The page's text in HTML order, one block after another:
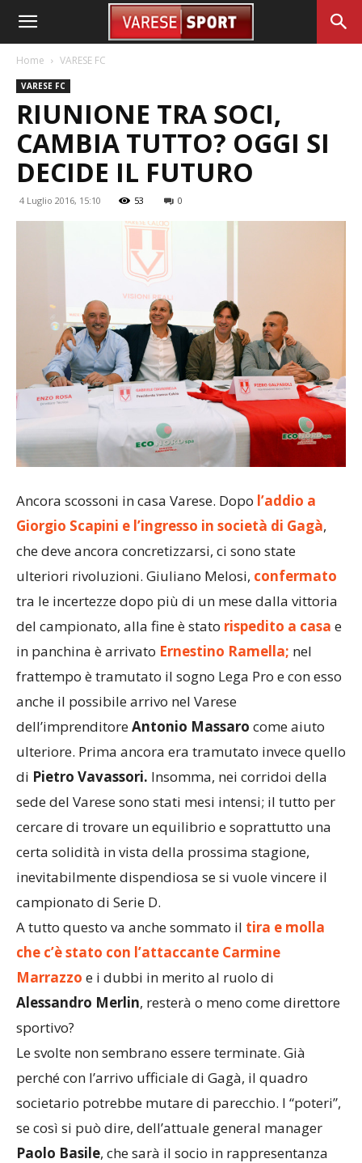
Home VARESE FC
VARESE FC
RIUNIONE TRA SOCI,
CAMBIA TUTTO? OGGI SI
DECIDE IL FUTURO
4 Luglio 2016, 15:10 53 0
Ancora scossoni in casa Varese. Dopo l’addio a
Giorgio Scapini e l’ingresso in società di Gagà,
che deve ancora concretizzarsi, ci sono state
ulteriori rivoluzioni. Giuliano Melosi, confermato
tra le incertezze dopo più di un mese dalla vittoria
del campionato, alla fine è stato rispedito a casa e
in panchina è arrivato Ernestino Ramella; nel
frattempo è tramutato il sogno Lega Pro e con esso
anche il possibile arrivo nel Varese
dell’imprenditoreAntonio Massaro come aiuto
ulteriore. Prima ancora era tramutato invece quello
di Pietro Vavassori. Insomma, nei corridoi della
sede del Varese sono stati mesi intensi; il tutto per
cercare di trovare un equilibrio e soprattutto una
certa solidità in vista della prossima stagione,
inevitabilmente dispendiosa se si vuole vincere il
campionato di Serie D.
A tutto questo va anche sommato il tira e molla
che c’è stato con l’attaccante Carmine
Marrazzo e i dubbi in merito al ruolo di
Alessandro Merlin, resterà o meno come direttore
sportivo?
Le svolte non sembrano essere terminate. Già
perché con l’arrivo ufficiale di Gagà, il quadro
societario potrebbe mutare di parecchio. I “poteri”,
se così si può dire, dell’attuale general manager
Paolo Basile, che sarà il socio in rappresentanza